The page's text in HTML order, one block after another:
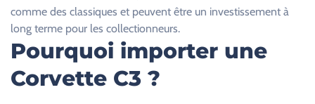
p
v
i
d
comme des classiques et peuvent être un investissement à
long terme pour les collectionneurs.
Pourquoi importer une
Corvette C3 ?